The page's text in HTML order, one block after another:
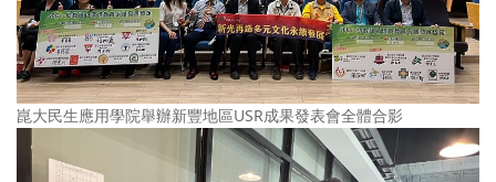
崑大民生應用學院舉辦新豐地區USR成果發表會全體合影